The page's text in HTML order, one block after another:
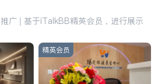
推广 | 基于iTalkBB精英会员，进行展示
精英会员